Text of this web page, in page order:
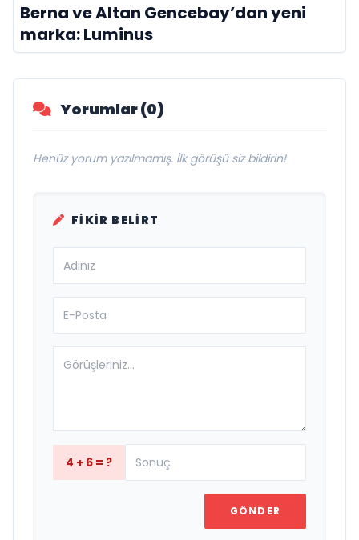
Berna ve Altan Gencebay’dan yeni
marka: Luminus
Yorumlar (0)
Henüz yorum yazılmamış. İlk görüşü siz bildirin!
FIKIR BELIRT
4 + 6 = ?
GÖNDER